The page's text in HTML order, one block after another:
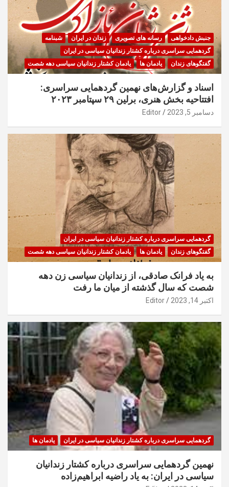
جنبش دادخواهی رسانه های تصویری زندان در ایران
شبنامه
گردهمایی سراسری درباره کشتار زندانیان سیاسی در ایران
گفتگوهای زندان
یادمان ها یادمان کشتار زندانیان سیاسی دهه شصت
اسناد و گزارش‌های نهمین گردهمایی سراسری:
افتتاحیه بخش هنری، برلین ۲۹ سپتامبر ۲۰۲۳
دسامبر 5, 2023 Editor
گردهمایی سراسری درباره کشتار زندانیان سیاسی در ایران
گفتگوهای زندان
یادمان ها یادمان کشتار زندانیان سیاسی دهه شصت
به یاد فرانک صادقی، از زندانیان سیاسی زن دهه
شصت که سال گذشته از میان ما رفت
اکتبر 14, 2023 Editor
گردهمایی سراسری درباره کشتار زندانیان سیاسی در ایران یادمان ها
نهمین گردهمایی سراسری درباره کشتار زندانیان
سیاسی در ایران: به یاد راضیه ابراهیم‌زاده